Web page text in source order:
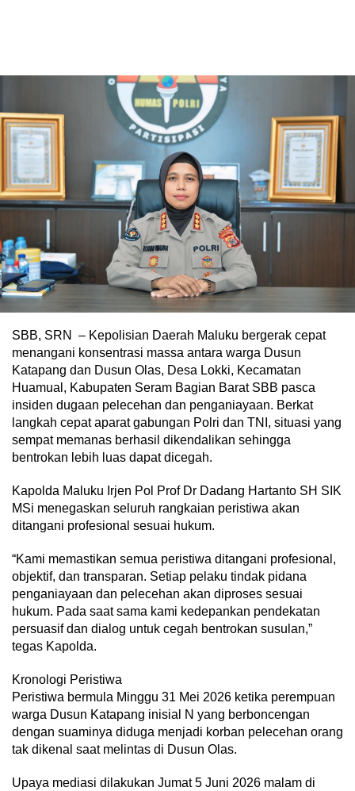
SBB, SRN – Kepolisian Daerah Maluku bergerak cepat
menangani konsentrasi massa antara warga Dusun
Katapang dan Dusun Olas, Desa Lokki, Kecamatan
Huamual, Kabupaten Seram Bagian Barat SBB pasca
insiden dugaan pelecehan dan penganiayaan. Berkat
langkah cepat aparat gabungan Polri dan TNI, situasi yang
sempat memanas berhasil dikendalikan sehingga
bentrokan lebih luas dapat dicegah.
Kapolda Maluku Irjen Pol Prof Dr Dadang Hartanto SH SIK
MSi menegaskan seluruh rangkaian peristiwa akan
ditangani profesional sesuai hukum.
“Kami memastikan semua peristiwa ditangani profesional,
objektif, dan transparan. Setiap pelaku tindak pidana
penganiayaan dan pelecehan akan diproses sesuai
hukum. Pada saat sama kami kedepankan pendekatan
persuasif dan dialog untuk cegah bentrokan susulan,”
tegas Kapolda.
Kronologi Peristiwa
Peristiwa bermula Minggu 31 Mei 2026 ketika perempuan
warga Dusun Katapang inisial N yang berboncengan
dengan suaminya diduga menjadi korban pelecehan orang
tak dikenal saat melintas di Dusun Olas.
Upaya mediasi dilakukan Jumat 5 Juni 2026 malam di